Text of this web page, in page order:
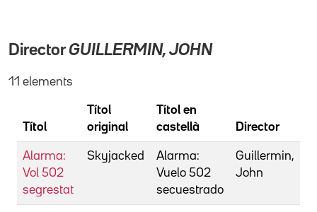
DirectorGUILLERMIN, JOHN
11 elements
Títol
Títol
original
Títol en
castellà
Director
Alarma:
Vol 502
segrestat
Skyjacked
Alarma:
Vuelo 502
secuestrado
Guillermin,
John